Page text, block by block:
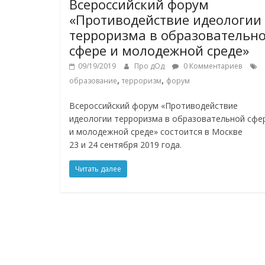
Всероссийский форум
«Противодействие идеологии
терроризма в
сфере и молодежной среде»
09/19/2019 Про дОд
0 Комментариев
образование, терроризм, форум
Всероссийский форум «Противодействие
идеологии терроризма в образовательной
и молодежной среде» состоится в Москве
23 и 24 сентября 2019 года.
Читать далее